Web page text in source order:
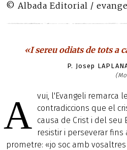
© Albada Editorial /
«I sereu odiats de tots a
P. Josep
A vui, l'Evangeli remarca
contradiccions que el
causa de Crist i del seu
resistir i perseverar fins
prometre: «jo soc amb